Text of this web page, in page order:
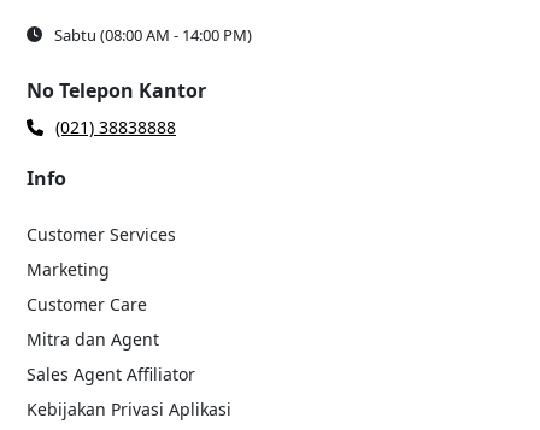
Sabtu (08:00 AM - 14:00 PM)
No Telepon Kantor
(021) 38838888
Info
Customer Services
Marketing
Customer Care
Mitra dan Agent
Sales Agent Affiliator
Kebijakan Privasi Aplikasi